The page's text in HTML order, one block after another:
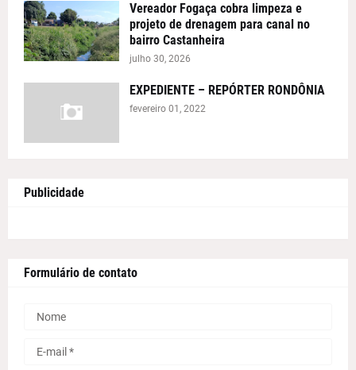
Vereador Fogaça cobra limpeza e
projeto de drenagem para canal no
bairro Castanheira
julho 30, 2026
EXPEDIENTE – REPÓRTER RONDÔNIA
fevereiro 01, 2022
Publicidade
Formulário de contato